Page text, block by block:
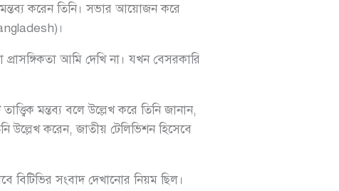
করেন তিনি। সভার আয়োজন করে
প্রাসঙ্গিকতা আমি দেখি না। যখন বেসরকারি
মন্তব্য বলে উল্লেখ করে তিনি জানান,
উল্লেখ করেন, জাতীয় টেলিভিশন হিসেবে
সংবাদ দেখানোর নিয়ম ছিল।